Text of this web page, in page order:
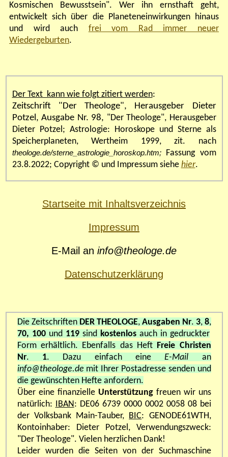
Kosmischen Bewusstsein". Wer ihn ernsthaft geht,
entwickelt sich über die Planeteneinwirkungen hinaus
und wird auch frei vom Rad immer neuer
Wiedergeburten.
Der Text kann wie folgt zitiert werden:
Zeitschrift "Der Theologe", Herausgeber Dieter
Potzel, Ausgabe Nr. 98, "Der Theologe", Herausgeber
Dieter Potzel ; Astrologie: Horoskope und Sterne als
Speicherplaneten, Wertheim 1999, zit. nach
theologe.de/sterne_astrologie_horoskop.htm;
Fassung vom
23.8.2022; Copyright © und Impressum siehe hier.
Startseite mit Inhaltsverzeichnis
Impressum
E-Mail an info@theologe.de
Datenschutzerklärung
Die Zeitschriften DER THEOLOGE, Ausgaben Nr. 3,8,
70, 100 und 119 sind kostenlos auch in gedruckter
Form erhältlich. Ebenfalls das Heft Freie Christen
Nr. 1. Dazu einfach eineE-Mail an
info@theologe.de mit Ihrer Postadresse senden und
die gewünschten Hefte anfordern.
Über eine finanzielleUnterstützung freuen wir uns
natürlich:
IBAN : DE06 6739 0000 0002 0058 08 bei
der Volksbank Main-Tauber, BIC: GENODE61WTH,
Kontoinhaber: Dieter Potzel, Verwendungszweck:
"Der Theologe". Vielen herzlichen Dank!
Leider wurden die Seiten von der Suchmaschine